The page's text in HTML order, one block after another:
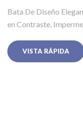
Bata De Diseño
en Contraste,
VISTA RÁPIDA